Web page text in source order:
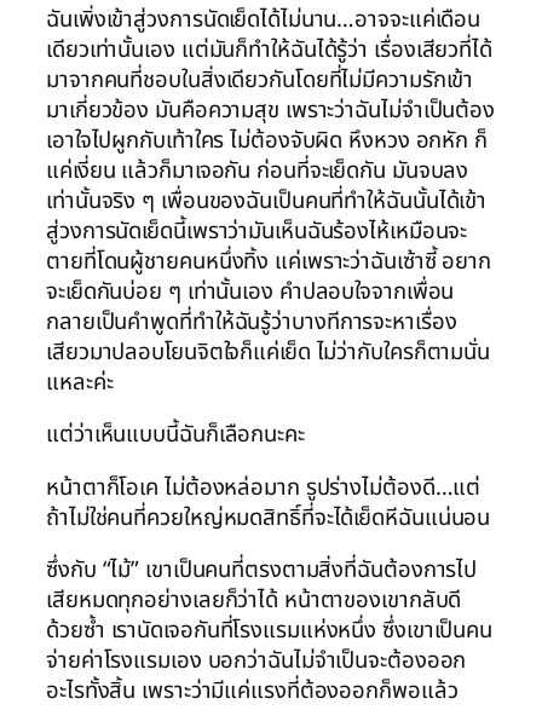
ฉันเพิ่งเข้าสู่วงการนัดเย็ดได้ไม่นาน…อาจจะแค่เดือน
เดียวเท่านั้นเอง แต่มันก็ทำให้ฉันได้รู้ว่า เรื่องเสียวที่ได้
มาจากคนที่ชอบในสิ่งเดียวกันโดยที่ไม่มีความรักเข้า
มาเกี่ยวข้อง มันคือความสุข เพราะว่าฉันไม่จำเป็นต้อง
เอาใจไปผูกกับเท้าใคร ไม่ต้องจับผิด หึงหวง อกหัก ก็
แค่เงี่ยน แล้วก็มาเจอกัน ก่อนที่จะเย็ดกัน มันจบลง
เท่านั้นจริง ๆ เพื่อนของฉันเป็นคนที่ทำให้ฉันนั้นได้เข้า
สู่วงการนัดเย็ดนี้เพราว่ามันเห็นฉันร้องไห้เหมือนจะ
ตายที่โดนผู้ชายคนหนึ่งทิ้ง แค่เพราะว่าฉันเซ้าซี้ อยาก
จะเย็ดกันบ่อย ๆ เท่านั้นเอง คำปลอบใจจากเพื่อน
กลายเป็นคำพูดที่ทำให้ฉันรู้ว่าบางทีการจะหาเรื่อง
เสียวมาปลอบโยนจิตใจก็แค่เย็ด ไม่ว่ากับใครก็ตามนั่น
แหละค่ะ
แต่ว่าเห็นแบบนี้ฉันก็เลือกนะคะ
หน้าตาก็โอเค ไม่ต้องหล่อมาก รูปร่างไม่ต้องดี…แต่
ถ้าไม่ใช่คนที่ควยใหญ่หมดสิทธิ์ที่จะได้เย็ดหีฉันแน่นอน
ซึ่งกับ “ไม้” เขาเป็นคนที่ตรงตามสิ่งที่ฉันต้องการไป
เสียหมดทุกอย่างเลยก็ว่าได้ หน้าตาของเขากลับดี
ด้วยซ้ำ เรานัดเจอกันที่โรงแรมแห่งหนึ่ง ซึ่งเขาเป็นคน
จ่ายค่าโรงแรมเอง บอกว่าฉันไม่จำเป็นจะต้องออก
อะไรทั้งสิ้น เพราะว่ามีแค่แรงที่ต้องออกก็พอแล้ว